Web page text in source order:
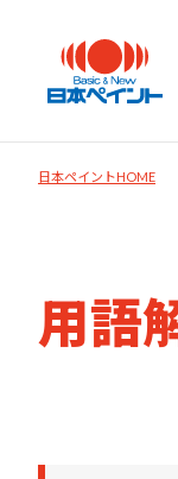
お
日
に
日本ペイントHOME
用語